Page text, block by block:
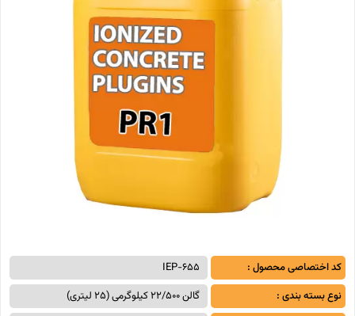
کد اختصاصی محصول :
IEP-655
نوع بسته بندی :
گالن 22/500 کیلوگرمی (25 لیتری)